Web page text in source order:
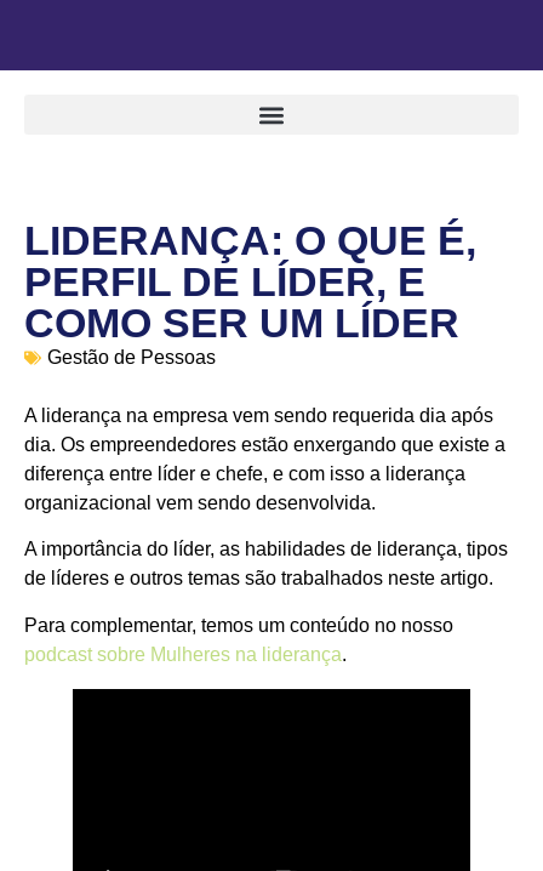
LIDERANÇA: O QUE É,
PERFIL DE LÍDER, E
COMO SER UM LÍDER
Gestão de Pessoas
A liderança na empresa vem sendo requerida dia após
dia. Os empreendedores estão enxergando que existe a
diferença entre líder e chefe, e com isso a liderança
organizacional vem sendo desenvolvida.
A importância do líder, as habilidades de liderança, tipos
de líderes e outros temas são trabalhados neste artigo.
Para complementar, temos um conteúdo no nosso
podcast sobre Mulheres na liderança.